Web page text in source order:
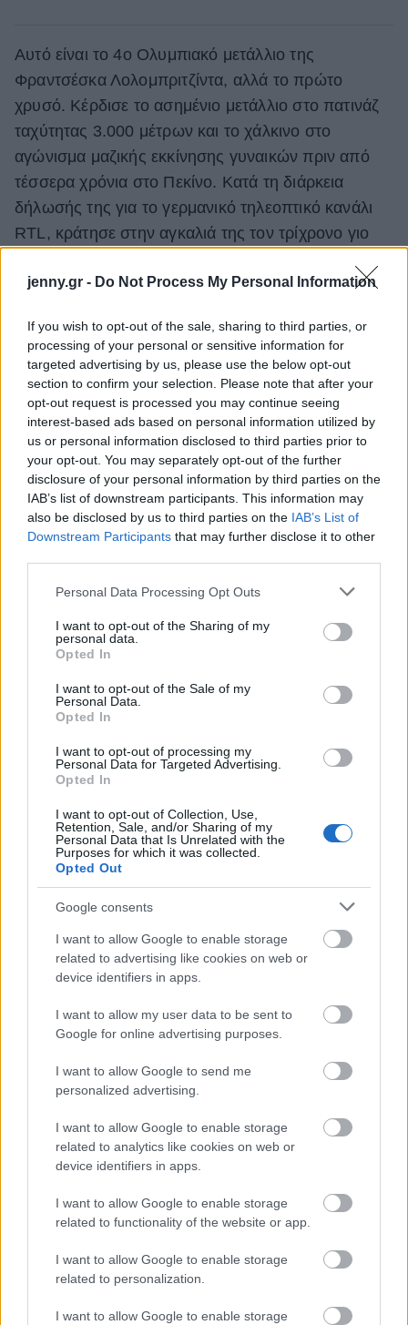
jenny.gr - Do Not Process My Personal Information
If you wish to opt-out of the sale, sharing to third parties, or
processing of your personal or sensitive information for
targeted advertising by us, please use the below opt-out
section to confirm your selection. Please note that after your
opt-out request is processed you may continue seeing
interest-based ads based on personal information utilized by
us or personal information disclosed to third parties prior to
your opt-out. You may separately opt-out of the further
disclosure of your personal information by third parties on the
IAB’s list of downstream participants. This information may
also be disclosed by us to third parties on the IAB’s List of
Downstream Participants that may further disclose it to other
Please note that this website/app uses one or more Google
not limited to your visit or usage behaviour. You may click to
grant or deny consent to Google and its third-party tags to
use your data for below specified purposes in below Google
consent section.
Personal Data Processing Opt Outs
I want to opt-out of the Sharing of my
personal data.
Opted In
I want to opt-out of the Sale of my
Personal Data.
Opted In
I want to opt-out of processing my
Personal Data for Targeted Advertising.
Opted In
I want to opt-out of Collection, Use,
Retention, Sale, and/or Sharing of my
Personal Data that Is Unrelated with the
Purposes for which it was collected.
Opted Out
Google consents
I want to allow Google to enable storage
related to advertising like cookies on web or
device identifiers in apps.
I want to allow my user data to be sent to
Google for online advertising purposes.
I want to allow Google to send me
personalized advertising.
I want to allow Google to enable storage
related to analytics like cookies on web or
device identifiers in apps.
I want to allow Google to enable storage
related to functionality of the website or app.
I want to allow Google to enable storage
related to personalization.
I want to allow Google to enable storage
Αυτό είναι το 4ο Ολυμπιακό μετάλλιο της
Φραντσέσκα Λολομπριτζίντα, αλλά το πρώτο
χρυσό. Κέρδισε το ασημένιο μετάλλιο στο πατινάζ
ταχύτητας 3.000 μέτρων και το χάλκινο στο
αγώνισμα μαζικής εκκίνησης γυναικών πριν από
τέσσερα χρόνια στο Πεκίνο. Κατά τη διάρκεια
δήλωσής της για το γερμανικό τηλεοπτικό κανάλι
RTL, κράτησε στην αγκαλιά της τον τρίχρονο γιο
προβάλλοντας στον χώρο του αθλητισμού μια
κάμερες, αλλά τόσο ανθρώπινη. Μια μάνα και ένα
παιδί. Μια μάνα που μόλις κέρδισε χρυσό μετάλλιο
σε Ολυμπιακούς Αγώνες, έχοντας μαζί τοπαιδί
της.
Francesca Lollobrigida wins gold at
the Olympics, son steals the show